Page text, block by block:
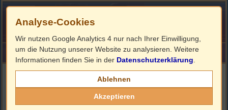
HOME ImpressumLinks
Filmbeschreibung, Cover & DVD Infos
Analyse-Cookies
Wir nutzen Google Analytics 4 nur nach Ihrer Einwilligung,
um die Nutzung unserer Website zu analysieren. Weitere
Informationen finden Sie in der Datenschutzerklärung
Ablehnen
Akzeptieren